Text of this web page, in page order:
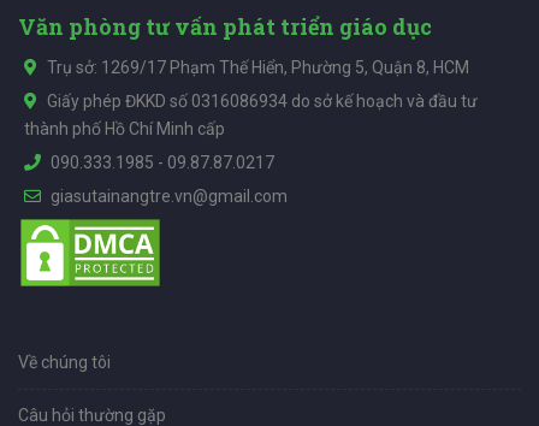
Văn phòng tư vấn phát triển giáo dục
Trụ sở: 1269/17 Phạm Thế Hiển, Phường 5, Quận 8, HCM
Giấy phép ĐKKD số 0316086934 do sở kế hoạch và đầu tư
thành phố Hồ Chí Minh cấp
090.333.1985 - 09.87.87.0217
giasutainangtre.vn@gmail.com
Về chúng tôi
Câu hỏi thường gặp